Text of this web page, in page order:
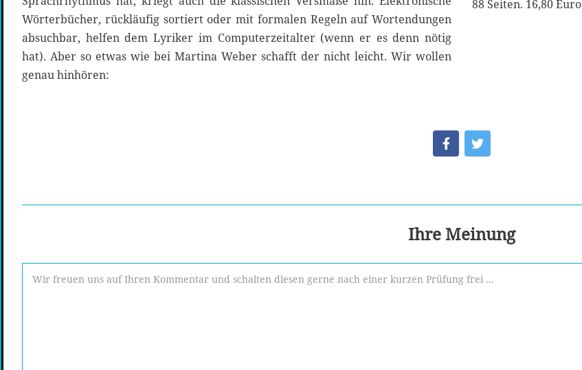
Wörterbücher, rückläufig sortiert oder mit formalen Regeln auf Wortendungen
absuchbar, helfen dem Lyriker im Computerzeitalter (wenn er es denn nötig
hat). Aber so etwas wie bei Martina Weber schafft der nicht leicht. Wir wollen
genau hinhören:
88 Seiten. 16,80 Euro
Ihre Meinung